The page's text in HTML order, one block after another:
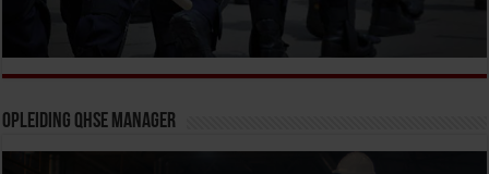
Opleiding QHSE Manager